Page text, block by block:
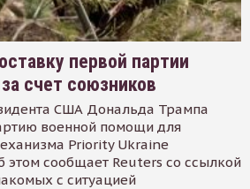
первой партии
счет союзников
США Дональда Трампа
военной помощи для
Priority Ukraine
этом сообщает Reuters со ссылкой
с ситуацией